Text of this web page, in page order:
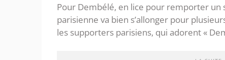
Pour Dembélé, en lice pour remporter un
parisienne va bien s’allonger pour
les supporters parisiens, qui adorent «